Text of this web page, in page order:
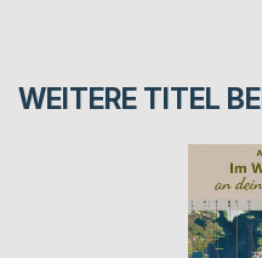
WEITERE TITEL BEI